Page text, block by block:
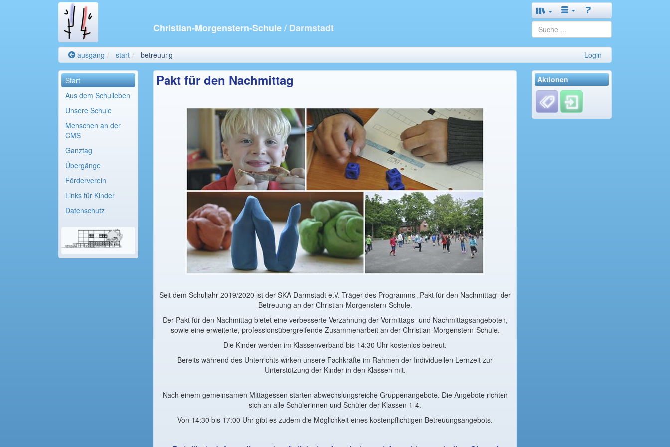
Christian-Morgenstern-Schule/ Darmstadt
ausgang start betreuung Login
Start
Aus dem Schulleben
Unsere Schule
Menschen an der
CMS
Ganztag
Übergänge
Förderverein
Links für Kinder
Datenschutz
Pakt für den Nachmittag
Seit dem Schuljahr 2019/2020 ist der SKA Darmstadt e.V. Träger des Programms „Pakt für den Nachmittag“ der
Betreuung an der Christian-Morgenstern-Schule.
Der Pakt für den Nachmittag bietet eine verbesserte Verzahnung der Vormittags- und Nachmittagsangeboten,
sowie eine erweiterte, professionsübergreifende Zusammenarbeit an der Christian-Morgenstern-Schule.
Die Kinder werden im Klassenverband bis 14:30 Uhr kostenlos betreut.
Bereits während des Unterrichts wirken unsere Fachkräfte im Rahmen der Individuellen Lernzeit zur
Unterstützung der Kinder in den Klassen mit.
Nach einem gemeinsamen Mittagessen starten abwechslungsreiche Gruppenangebote. Die Angebote richten
sich an alle Schülerinnen und Schüler der Klassen 1-4.
Von 14:30 bis 17:00 Uhr gibt es zudem die Möglichkeit eines kostenpflichtigen Betreuungsangebots.
Aktionen